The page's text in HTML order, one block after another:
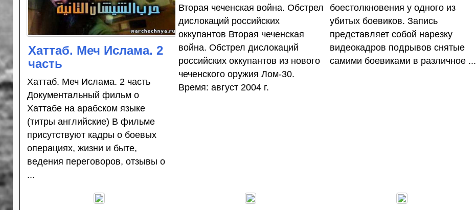
Хаттаб. Меч Ислама. 2
часть
Хаттаб. Меч Ислама. 2 часть
Документальный фильм о
Хаттабе на арабском языке
(титры английские) В фильме
присутствуют кадры о боевых
операциях, жизни и быте,
ведения переговоров, отзывы о
...
Вторая чеченская война. Обстрел
дислокаций российских
оккупантов Вторая чеченская
война. Обстрел дислокаций
российских оккупантов из нового
чеченского оружия Лом-30.
Время: август 2004 г.
боестолкновения у одного из
убитых боевиков. Запись
представляет собой нарезку
видеокадров подрывов снятые
самими боевиками в различное ...